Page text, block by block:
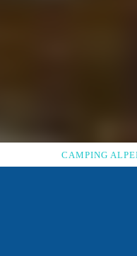
CAMPING